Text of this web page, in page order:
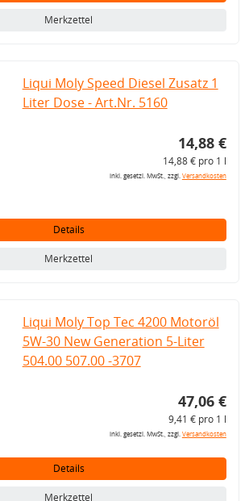
Merkzettel
Liqui Moly Speed Diesel Zusatz 1
Liter Dose - Art.Nr. 5160
14,88 €
14,88 € pro 1 l
inkl. gesetzl. MwSt., zzgl.Versandkosten
Details
Merkzettel
Liqui Moly Top Tec 4200 Motoröl
5W-30 New Generation 5-Liter
504.00 507.00 -3707
47,06 €
9,41 € pro 1 l
inkl. gesetzl. MwSt., zzgl.Versandkosten
Details
Merkzettel